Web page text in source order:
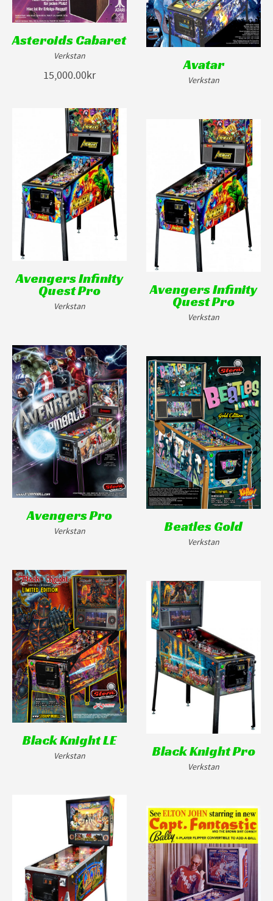
Asteroids Cabaret
Verkstan
15,000.00kr
Avatar
Verkstan
Avengers Infinity
Quest Pro
Verkstan
Avengers Infinity
Quest Pro
Verkstan
Avengers Pro
Verkstan Beatles Gold
Verkstan
Black Knight LE
Verkstan Black Knight Pro
Verkstan